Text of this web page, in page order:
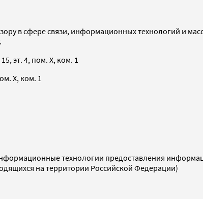
в сфере связи, информационных технологий и
эт. 4, пом. X, ком. 1
X, ком. 1
технологии предоставления
на территории Российской Федерации)